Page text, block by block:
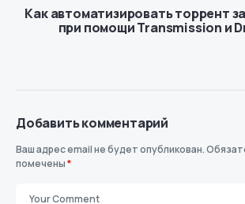
Как автоматизировать торрент
при помощи Transmission и
Добавить комментарий
Ваш адрес email не будет опубликован.
помечены*